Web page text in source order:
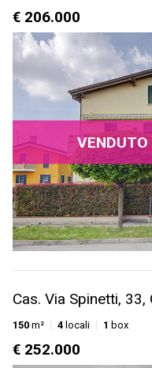
€ 206.000
Cas. Via Spinetti, 33,
150 m² 4 locali 1 box
€ 252.000